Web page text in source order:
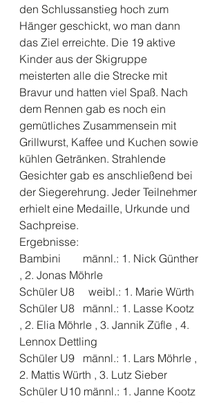
den Schlussanstieg hoch zum
Hänger geschickt, wo man dann
das Ziel erreichte. Die 19 aktive
Kinder aus der Skigruppe
meisterten alle die Strecke mit
Bravur und hatten viel Spaß. Nach
dem Rennen gab es noch ein
gemütliches Zusammensein mit
Grillwurst, Kaffee und Kuchen sowie
kühlen Getränken. Strahlende
Gesichter gab es anschließend bei
der Siegerehrung. Jeder Teilnehmer
erhielt eine Medaille, Urkunde und
Sachpreise.
Ergebnisse:
Bambini        männl.: 1. Nick Günther
, 2. Jonas Möhrle
Schüler U8     weibl.: 1. Marie Würth
Schüler U8   männl.: 1. Lasse Kootz
, 2. Elia Möhrle , 3. Jannik Züfle , 4.
Lennox Dettling
Schüler U9   männl.: 1. Lars Möhrle ,
2. Mattis Würth , 3. Lutz Sieber
Schüler U10 männl.: 1. Janne Kootz